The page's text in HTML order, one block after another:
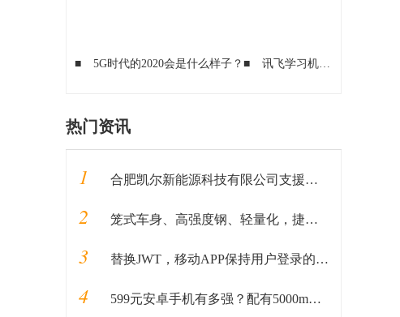
■ 5G时代的2020会是什么样子？ ■ 讯飞学习机，帮孩子学习搭上人工智能快车
热门资讯
1 合肥凯尔新能源科技有限公司支援武汉加油
2 笼式车身、高强度钢、轻量化，捷途X95的安全之“道”
3 替换JWT，移动APP保持用户登录的改进方案
4 599元安卓手机有多强？配有5000mAh电池，支持18W快充